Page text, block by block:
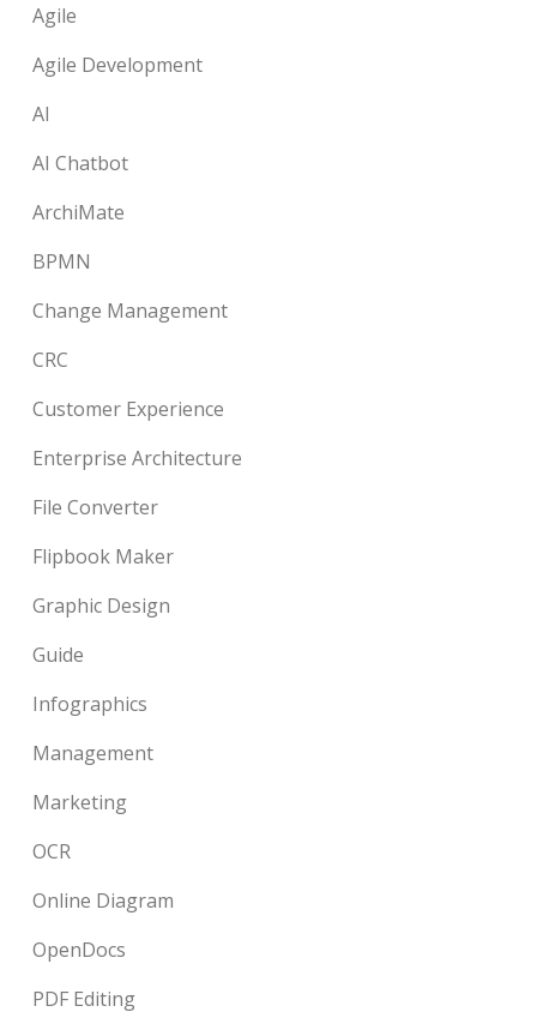
Agile
Agile Development
AI
AI Chatbot
ArchiMate
BPMN
Change Management
CRC
Customer Experience
Enterprise Architecture
File Converter
Flipbook Maker
Graphic Design
Guide
Infographics
Management
Marketing
OCR
Online Diagram
OpenDocs
PDF Editing